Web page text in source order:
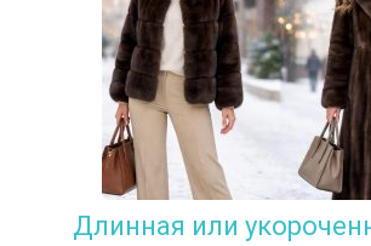
Длинная или